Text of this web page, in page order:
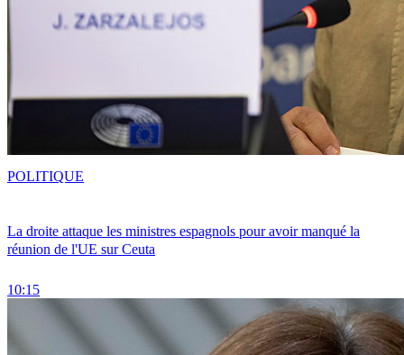
La droite attaque les ministres espagnols pour avoir manqué la
réunion de l'UE sur Ceuta
10:15
POLITIQUE